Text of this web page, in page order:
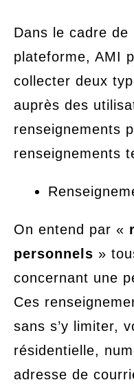
Dans le cadre de
plateforme, AMI
collecter deux
auprès des
renseignements
renseignements
On entend par «
personnels »
concernant une
Ces
sans s’y limiter,
résidentielle,
adresse de